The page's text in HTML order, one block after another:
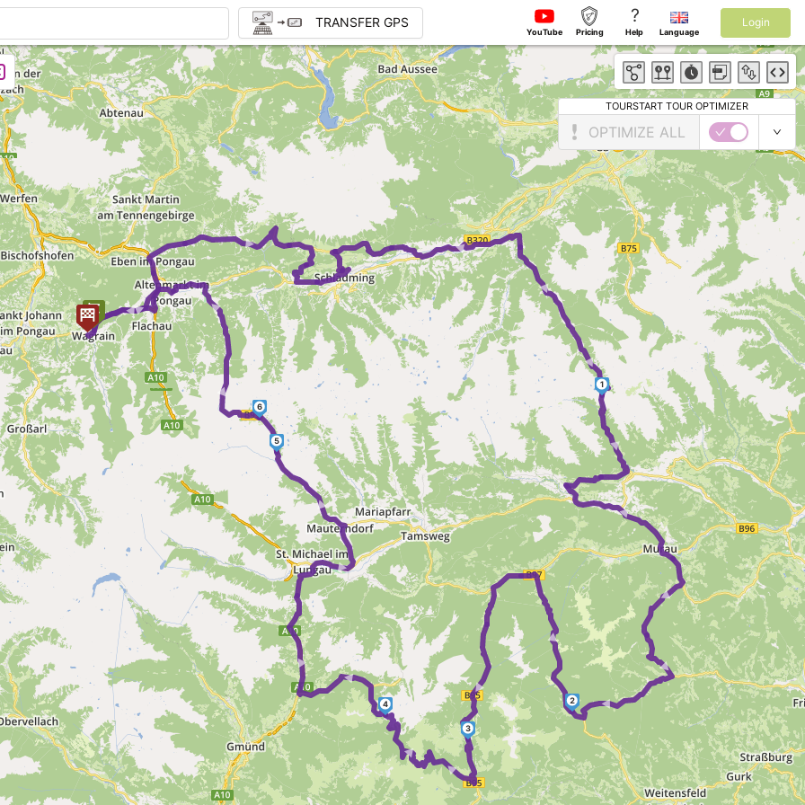
► ►
► ►
►
► ►
► ►
► ► ►
►
►
►
► ► ►
►
►
►
1
2
3
4
5
6
TRANSFER GPS
YouTube Pricing
?
Help Language
Login
TOURSTART TOUR OPTIMIZER
OPTIMIZE ALL